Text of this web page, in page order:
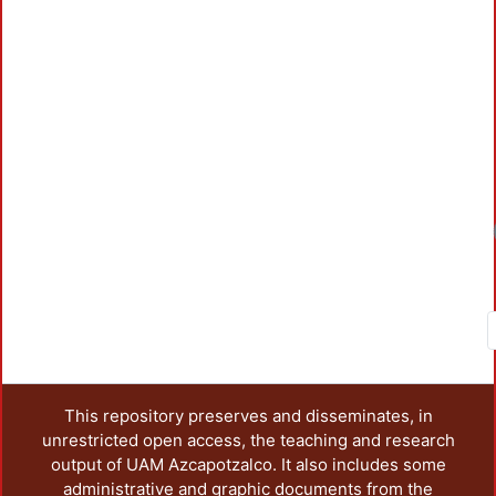
This repository preserves and disseminates, in
unrestricted open access, the teaching and research
output of UAM Azcapotzalco. It also includes some
administrative and graphic documents from the